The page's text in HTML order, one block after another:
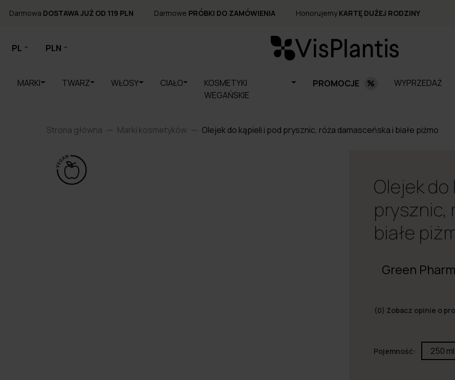
Darmowa DOSTAWA JUŻ OD 119 PLN Darmowe PRÓBKI DO ZAMÓWIENIA HonorujemyKARTĘ DUŻEJ RODZINY
PL PLN
MARKI TWARZ WŁOSY CIAŁO
KOSMETYKI
WEGAŃSKIE
PROMOCJE WYPRZEDAŻ
Strona główna Marki kosmetyków Olejek do kąpieli i pod prysznic, róża damasceńska i białe piżmo
Olejek do
prysznic,
białe
Green
(0) Zobacz opinie o
Pojemność: 250 ml